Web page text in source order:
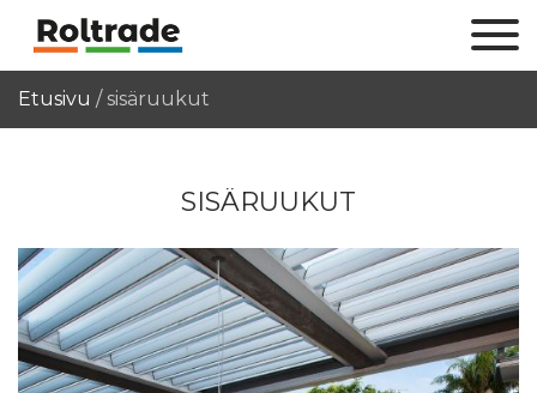
Etusivu /sisäruukut
SISÄRUUKUT